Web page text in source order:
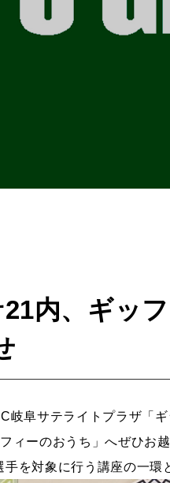
内、ギッ
岐阜サテライトプラザ「
ィーのおうち」へぜひお越
を対象に行う講座の一環